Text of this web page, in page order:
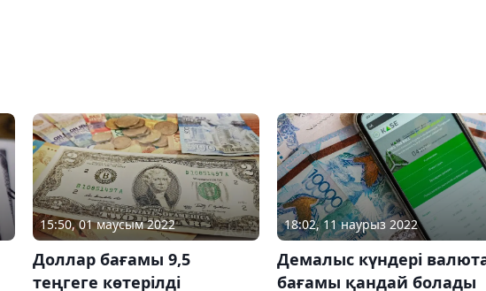
15:50, 01 маусым 2022
Доллар бағамы 9,5
теңгеге көтерілді
18:02, 11 наурыз 2022
Демалыс күндері
бағамы қандай болады